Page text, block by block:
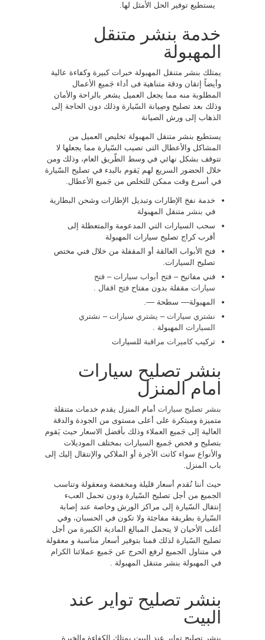
يستطيع توفير الحل الأمثل لها.
خدمة بنشر متنقل
المهبولة
يمتلك بنشر متنقل المهبولة خبرات كبيرة وكفاءة عالية
وأيضاً إتقان ودقة متناهية فى أداء جَميع الأعمال
المطلوبة منه مما يجعل العميل يشعر بالراحة والأمان
وذلك بعد تصليح وصِيانة السّيارة وذلك دون الحاجة إلى
الذهاب إلى ورش الصيانة
يستطيع بنشر متنقل المهبولة تخليص العميل من
المشاكل والأعطال التى تصيب السّيارة مما يجعلها لا
تتوقف بشكل نهائي في وسط الطّريق العام، وذلك ومن
خلال الحضور السريع لهم يَقوم بالبدء في تصليح السّيارة
في أسرع وقت ممكن للتخلص من جَميع الأعطال.
خدمة نفخ الإطارات وتبديل الإطارات وشحن البطارية
في بنشر متنقل المهبولة
سحب السيارات التي المدعومة والمتعطلة إلى
أقرب كراج تصليح سيارات المهبولة
فتح الأبواب العالقة أو المقفلة من خلال فني مختص
تصليح السيارات.
فني مفاتيح – فتح أبواب سيارات – فتح
سيارات مقفلة بدون مفتاح فتح اقفال .
المهبولة–– سطحة ––.
نشتري سيارات – يشتري سيارات – نشتري
السيارات المهبولة .
تركيبكاميرات مراقبة للسيارات
بنشر تصليح سيارات
امام المنزل
بنشر تصليح سيارات أمام المنزل يقدم خدمات متنقلة
متميزة ومبتكرة على أعلى مستوى من الجودة والدقة
العالية إلى جَميع العملاء وذلك بأفضل الاسعار حيث يَقوم
بتصليح و فحص جَميع السيارات بمختلف الموديلات
والأنواع سواء كانت الأجرة أو الملاكي والإنتقال إليك إلى
باب المنزل.
حيث أننا نُقدم أسعار قليلة ومخفضة ومعقولة وتناسب
الجميع من أجل تصليح السّيارة ودون تحمل العبء
إنتقال السّيارة إلى مراكز الورش وخاصة عند إصابة
السّيارة بطريقة مفاجئة ولا تكون في الحسبان، وفي
أغلب الأحيان لا يتحمل المبالغ المادية الكبيرة من أجل
تصليح السّيارة لذلك قمنا بتوفير أسعار مناسبة و معقولة
في متناول الجميع لرفع الحرج عن جَميع عملائنا الكرام
في المهبولة بنشر متنقل المهبولة .
بنشر تصليح تواير عند
البيت
بنشر تصليح تواير عند البيت يمتلك الكفاءة والخبرة